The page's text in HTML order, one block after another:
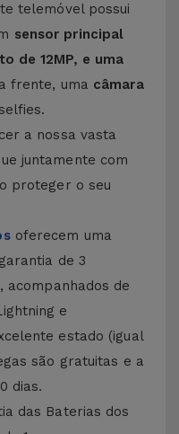
telemóvel possui
sensor principal
de 12MP, e uma
frente, uma câmara
a nossa vasta
juntamente com
proteger o seu
oferecem uma
de 3
acompanhados de
e
estado (igual
são gratuitas e a
dias.
das Baterias dos